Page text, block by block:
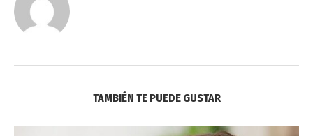
TAMBIÉN TE PUEDE GUSTAR